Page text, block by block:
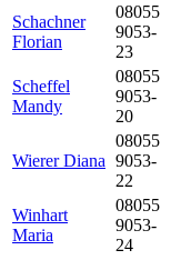
Schachner
Florian
08055
9053-
23
Scheffel
Mandy
08055
9053-
20
Wierer Diana
08055
9053-
22
Winhart
Maria
08055
9053-
24